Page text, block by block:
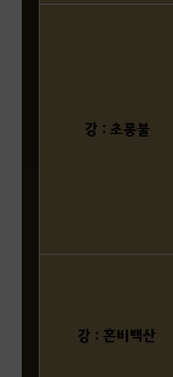
강 : 초롱불
강 : 혼비백산